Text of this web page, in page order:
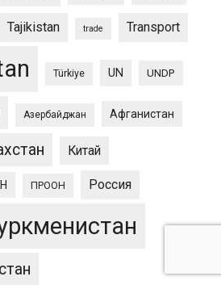
Tajikistan trade Transport
Türkiye UN UNDP
Азербайджан Афганистан
Китай
ПРООН Россия